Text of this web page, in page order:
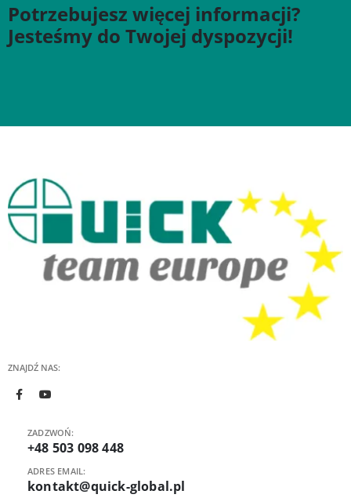
Potrzebujesz więcej informacji?
Jesteśmy do Twojej dyspozycji!
ZNAJDŹ NAS:
ZADZWOŃ:
+48 503 098 448
ADRES EMAIL:
kontakt@quick-global.pl